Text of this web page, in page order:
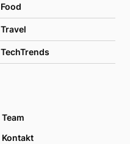
Food
Travel
TechTrends
Team
Kontakt